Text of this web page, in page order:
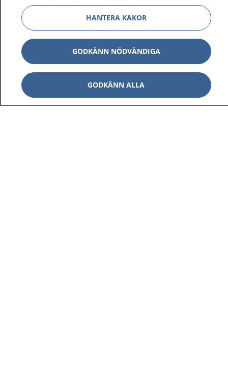
HANTERA KAKOR
GODKÄNN NÖDVÄNDIGA
GODKÄNN ALLA